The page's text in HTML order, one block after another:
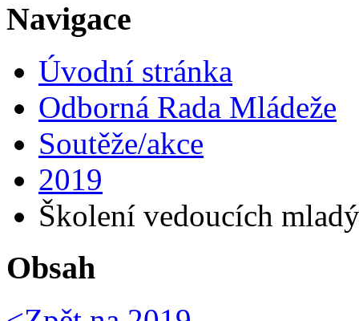
Navigace
Úvodní stránka
Odborná Rada Mládeže
Soutěže/akce
2019
Školení vedoucích
Obsah